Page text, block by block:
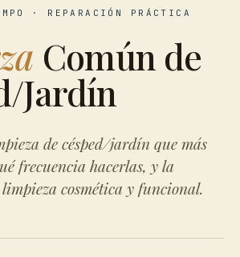
· REPARACIÓN PRÁCTICA
Común de
Jardín
de césped/jardín que más
frecuencia hacerlas, y la
cosmética y funcional.